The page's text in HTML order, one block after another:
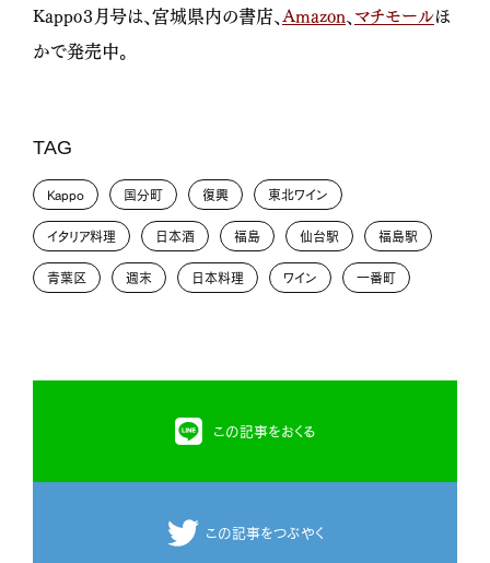
Kappo３月号は、宮城県内の書店、Amazon、マチモールほ
かで発売中。
TAG
Kappo 国分町 復興 東北ワイン
イタリア料理 日本酒 福島 仙台駅 福島駅
青葉区 週末 日本料理 ワイン 一番町
この記事をおくる
この記事をつぶやく